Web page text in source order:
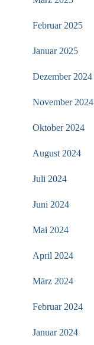
Februar 2025
Januar 2025
Dezember 2024
November 2024
Oktober 2024
August 2024
Juli 2024
Juni 2024
Mai 2024
April 2024
März 2024
Februar 2024
Januar 2024